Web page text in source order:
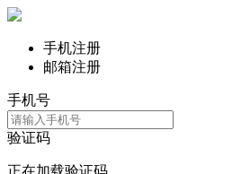
手机注册
邮箱注册
手机号
验证码
正在加载验证码......